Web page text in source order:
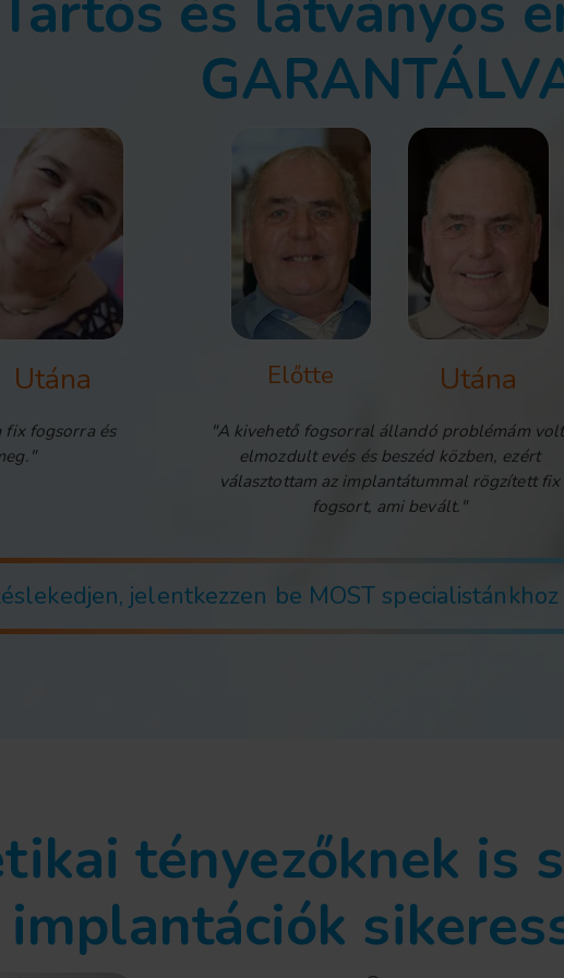
Utána
fix fogsorra és
Előtte Utána
"A kivehető fogsorral állandó problémám
elmozdult evés és beszéd közben, ezért
választottam az implantátummal rögzített fix
fogsort, ami bevált."
jelentkezzen be MOST
tényezőknek is
implantációk